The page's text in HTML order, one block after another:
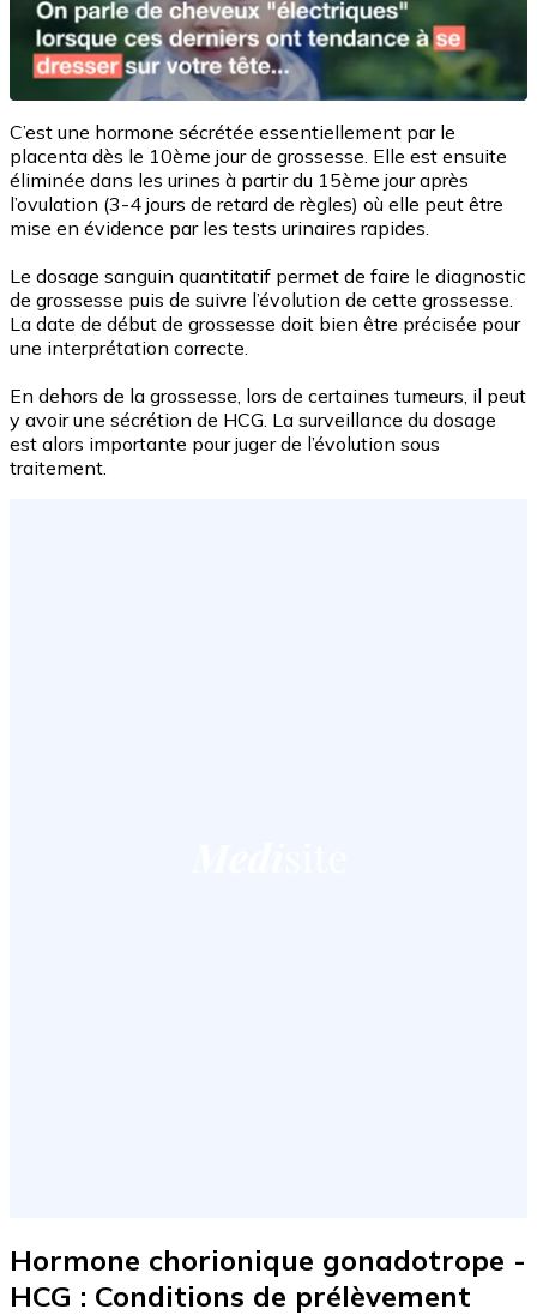
C’est une hormone sécrétée essentiellement par le
placenta dès le 10ème jour de grossesse. Elle est ensuite
éliminée dans les urines à partir du 15ème jour après
l’ovulation (3-4 jours de retard de règles) où elle peut être
mise en évidence par les tests urinaires rapides.
Le dosage sanguin quantitatif permet de faire le diagnostic
de grossesse puis de suivre l’évolution de cette grossesse.
La date de début de grossesse doit bien être précisée pour
une interprétation correcte.
En dehors de la grossesse, lors de certaines tumeurs, il peut
y avoir une sécrétion de HCG. La surveillance du dosage
est alors importante pour juger de l’évolution sous
traitement.
Hormone chorionique gonadotrope -
HCG : Conditions de prélèvement